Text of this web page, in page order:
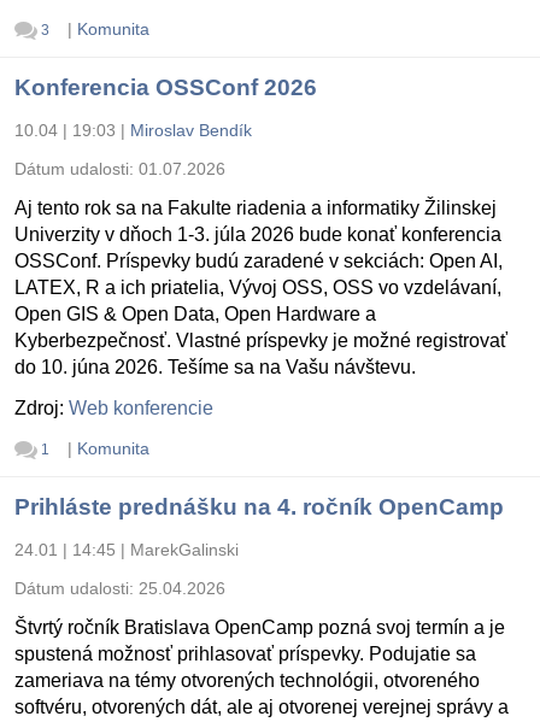
3 | Komunita
Konferencia OSSConf 2026
10.04 | 19:03 | Miroslav Bendík
Dátum udalosti: 01.07.2026
Aj tento rok sa na Fakulte riadenia a informatiky Žilinskej
Univerzity v dňoch 1-3. júla 2026 bude konať konferencia
OSSConf. Príspevky budú zaradené v sekciách: Open AI,
LATEX, R a ich priatelia, Vývoj OSS, OSS vo vzdelávaní,
Open GIS & Open Data, Open Hardware a
Kyberbezpečnosť. Vlastné príspevky je možné registrovať
do 10. júna 2026. Tešíme sa na Vašu návštevu.
Zdroj: Web konferencie
1 | Komunita
Prihláste prednášku na 4. ročník OpenCamp
24.01 | 14:45 | MarekGalinski
Dátum udalosti: 25.04.2026
Štvrtý ročník Bratislava OpenCamp pozná svoj termín a je
spustená možnosť prihlasovať príspevky. Podujatie sa
zameriava na témy otvorených technológii, otvoreného
softvéru, otvorených dát, ale aj otvorenej verejnej správy a